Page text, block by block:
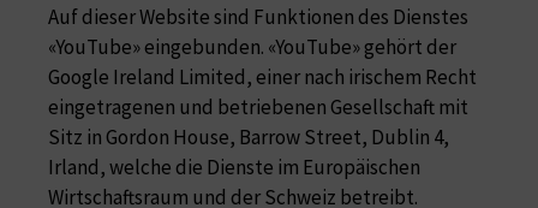
Auf dieser Website sind Funktionen des Dienstes
«YouTube» eingebunden. «YouTube» gehört der
Google Ireland Limited, einer nach irischem Recht
eingetragenen und betriebenen Gesellschaft mit
Sitz in Gordon House, Barrow Street, Dublin 4,
Irland, welche die Dienste im Europäischen
Wirtschaftsraum und der Schweiz betreibt.